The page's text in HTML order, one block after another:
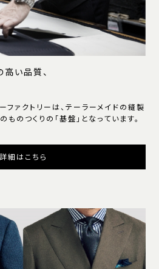
い品質、
ァクトリーは、テーラーメイドの縫製
ものつくりの「基盤」となっています。
詳細はこちら